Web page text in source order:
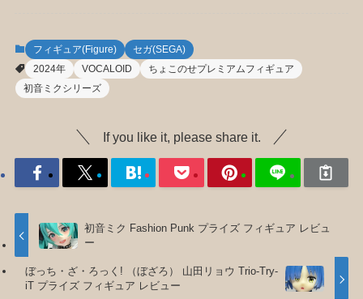
フィギュア(Figure)
セガ(SEGA)
2024年
VOCALOID
ちょこのせプレミアムフィギュア
初音ミクシリーズ
If you like it, please share it.
初音ミク Fashion Punk プライズ フィギュア レビュ
ー
ぼっち・ざ・ろっく! （ぼざろ） 山田リョウ Trio-Try-
iT プライズ フィギュア レビュー